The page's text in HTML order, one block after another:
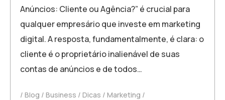
Anúncios: Cliente ou Agência?” é crucial para
qualquer empresário que investe em marketing
digital. A resposta, fundamentalmente, é clara: o
cliente é o proprietário inalienável de suas
contas de anúncios e de todos…
Blog Business Dicas Marketing